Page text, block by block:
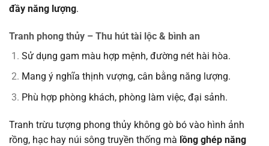
đầy năng lượng.
Tranh phong thủy – Thu hút tài lộc & bình an
Sử dụng gam màu hợp mệnh, đường nét hài hòa.
Mang ý nghĩa thịnh vượng, cân bằng năng lượng.
Phù hợp phòng khách, phòng làm việc, đại sảnh.
Tranh trừu tượng phong thủy không gò bó vào hình ảnh
rồng, hạc hay núi sông truyền thống mà lồng ghép năng